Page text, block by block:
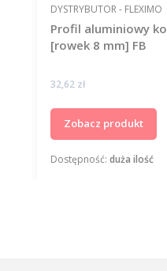
Profil aluminiowy konstrukcyjny 30x30
[rowek 8 mm] FB
PRODUCENT
DYSTRYBUTOR - FLEXIMO
Cena
32,62 zł
Zobacz produkt
Dostępność: duża ilość